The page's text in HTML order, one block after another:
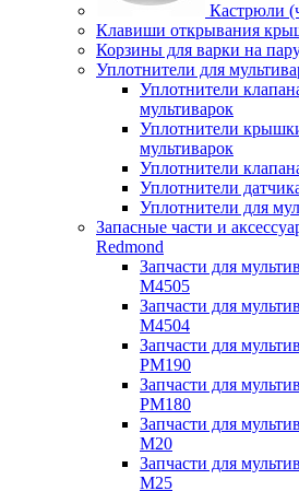
Кастрюли
Клавиши открывания
Корзины для варки на
Уплотнители для
Уплотнители
мультиварок
Уплотнители
мультиварок
Уплотнители
Уплотнители
Уплотнители для
Запасные части и
Redmond
Запчасти для
M4505
Запчасти для
M4504
Запчасти для
PM190
Запчасти для
PM180
Запчасти для
M20
Запчасти для
M25